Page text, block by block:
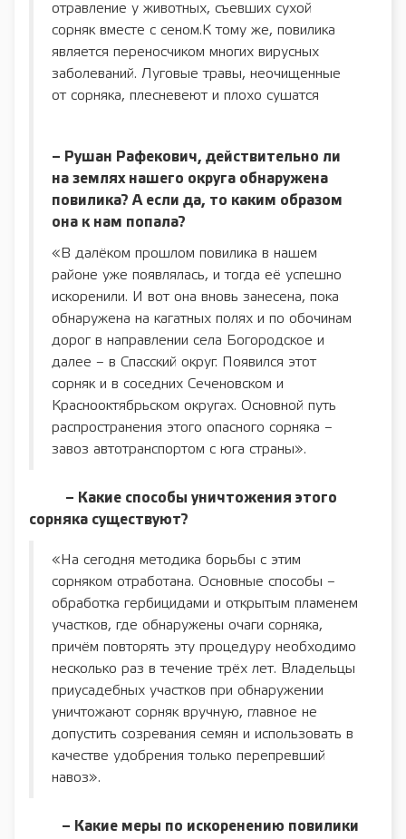
отравление у животных, съевших сухой
сорняк вместе с сеном.К тому же, повилика
является переносчиком многих вирусных
заболеваний. Луговые травы, неочищенные
от сорняка, плесневеют и плохо сушатся
– Рушан Рафекович, действительно ли
на землях нашего округа обнаружена
повилика? А если да, то каким образом
она к нам попала?
«В далёком прошлом повилика в нашем
районе уже появлялась, и тогда её успешно
искоренили. И вот она вновь занесена, пока
обнаружена на кагатных полях и по обочинам
дорог в направлении села Богородское и
далее – в Спасский округ. Появился этот
сорняк и в соседних Сеченовском и
Краснооктябрьском округах. Основной путь
распространения этого опасного сорняка –
завоз автотранспортом с юга страны».
– Какие способы уничтожения этого
сорняка существуют?
«На сегодня методика борьбы с этим
сорняком отработана. Основные способы –
обработка гербицидами и открытым пламенем
участков, где обнаружены очаги сорняка,
причём повторять эту процедуру необходимо
несколько раз в течение трёх лет. Владельцы
приусадебных участков при обнаружении
уничтожают сорняк вручную, главное не
допустить созревания семян и использовать в
качестве удобрения только перепревший
навоз».
– Какие меры по искоренению повилики